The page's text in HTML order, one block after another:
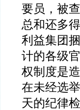
要员，被
总和还多
利益集团
计的各级
权制度是
在未经选
天的纪律